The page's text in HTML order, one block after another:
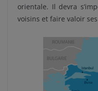
orientale. Il devra
voisins et faire valoir